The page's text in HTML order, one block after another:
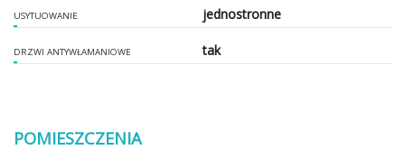
USYTUOWANIE jednostronne
DRZWI ANTYWŁAMANIOWE tak
POMIESZCZENIA